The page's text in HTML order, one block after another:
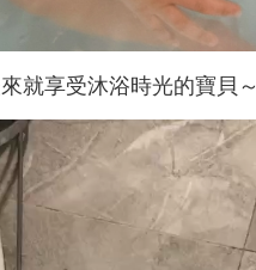
就享受沐浴時光的寶貝～